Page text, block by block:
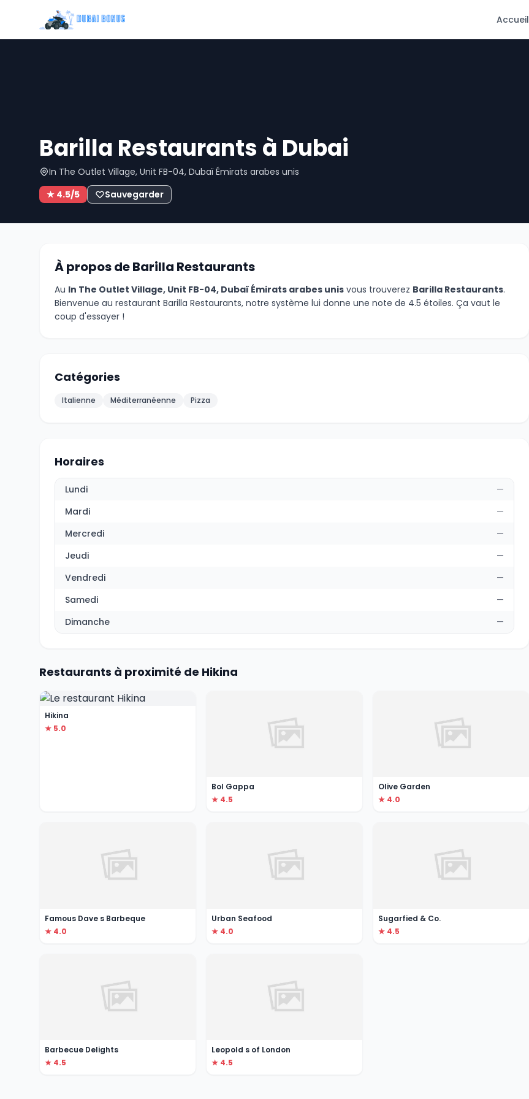
Accueil
Barilla Restaurants à Dubai
In The Outlet Village, Unit FB-04, Dubaï Émirats arabes unis
★ 4.5/5
Sauvegarder
À propos de Barilla Restaurants
Au In The Outlet Village, Unit FB-04, Dubaï Émirats arabes unis vous trouverez Barilla Restaurants.
Bienvenue au restaurant Barilla Restaurants, notre système lui donne une note de 4.5 étoiles. Ça vaut le
coup d'essayer !
Catégories
Italienne Méditerranéenne Pizza
Horaires
Lundi
—
Mardi
—
Mercredi
—
Jeudi
—
Vendredi
—
Samedi
—
Dimanche
—
Restaurants à proximité de Hikina
Hikina
★ 5.0
Bol Gappa
★ 4.5
Olive Garden
★ 4.0
Famous Dave s Barbeque
★ 4.0
Urban Seafood
★ 4.0
Sugarfied & Co.
★ 4.5
Barbecue Delights
★ 4.5
Leopold s of London
★ 4.5